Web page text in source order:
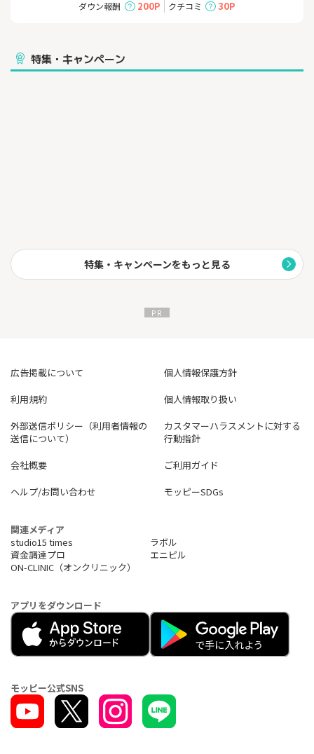
た、メーカー公式のオンラインストアです。
レビューや商品ページを見ながらタイヤを選ぶことができ、店舗
ダウン報酬 200P クチコミ 30P
特集・キャンペーン
特集・キャンペーンをもっと見る
広告掲載について
個人情報保護方針
利用規約
個人情報取り扱い
外部送信ポリシー（利用者情報の
送信について）
カスタマーハラスメントに対する
行動指針
会社概要
ご利用ガイド
ヘルプ/お問い合わせ
モッピーSDGs
関連メディア
studio15 times
ラボル
資金調達プロ
エニピル
ON-CLINIC（オンクリニック）
アプリをダウンロード
モッピー公式SNS